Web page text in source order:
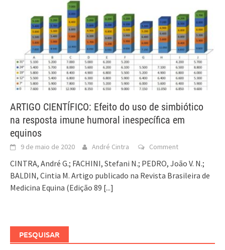
ARTIGO CIENTÍFICO: Efeito do uso de simbiótico
na resposta imune humoral inespecífica em
equinos
9 de maio de 2020 André Cintra Comment
CINTRA, André G.; FACHINI, Stefani N.; PEDRO, João V. N.;
BALDIN, Cintia M. Artigo publicado na Revista Brasileira de
Medicina Equina (Edição 89 [...]
PESQUISAR